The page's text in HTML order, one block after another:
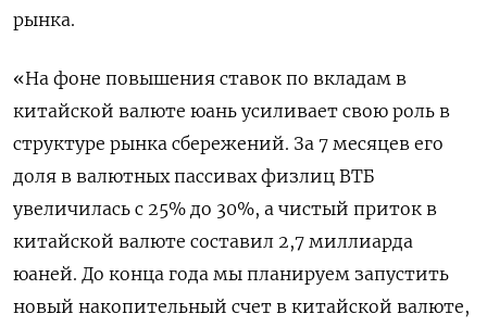
рынка.
«На фоне повышения ставок по вкладам в
китайской валюте юань усиливает свою роль в
структуре рынка сбережений. За 7 месяцев его
доля в валютных пассивах физлиц ВТБ
увеличилась с 25% до 30%, а чистый приток в
китайской валюте составил 2,7 миллиарда
юаней. До конца года мы планируем запустить
новый накопительный счет в китайской валюте,